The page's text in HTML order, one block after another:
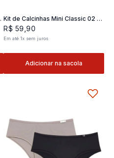
Kit de Calcinhas Mini Classic 02 -
2 und
R$ 59 ,90
Em até 1x sem juros
Adicionar na sacola